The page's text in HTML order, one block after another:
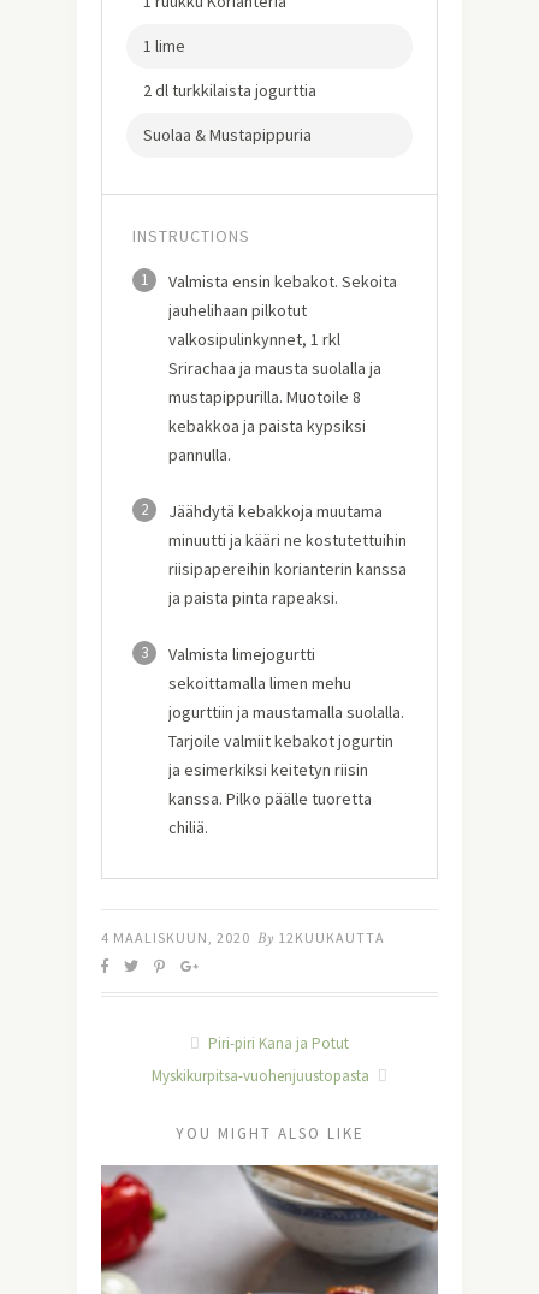
1 lime
2 dl turkkilaista jogurttia
Suolaa & Mustapippuria
INSTRUCTIONS
1
Valmista ensin kebakot. Sekoita
jauhelihaan pilkotut
valkosipulinkynnet, 1 rkl
Srirachaa ja mausta suolalla ja
mustapippurilla. Muotoile 8
kebakkoa ja paista kypsiksi
pannulla.
2
Jäähdytä kebakkoja muutama
minuutti ja kääri ne kostutettuihin
riisipapereihin korianterin kanssa
ja paista pinta rapeaksi.
3
Valmista limejogurtti
sekoittamalla limen mehu
jogurttiin ja maustamalla suolalla.
Tarjoile valmiit kebakot jogurtin
ja esimerkiksi keitetyn riisin
kanssa. Pilko päälle tuoretta
chiliä.
4 MAALISKUUN, 2020 By 12KUUKAUTTA
Piri-piri Kana ja Potut
Myskikurpitsa-vuohenjuustopasta
YOU MIGHT ALSO LIKE